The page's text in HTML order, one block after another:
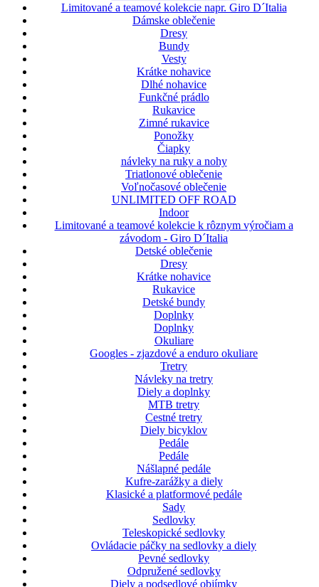
Limitované a teamové kolekcie napr. Giro D´Italia
Dámske oblečenie
Dresy
Bundy
Vesty
Krátke nohavice
Dlhé nohavice
Funkčné prádlo
Rukavice
Zimné rukavice
Ponožky
Čiapky
návleky na ruky a nohy
Triatlonové oblečenie
Voľnočasové oblečenie
UNLIMITED OFF ROAD
Indoor
Limitované a teamové kolekcie k rôznym výročiam a
závodom - Giro D´Italia
Detské oblečenie
Dresy
Krátke nohavice
Rukavice
Detské bundy
Doplnky
Doplnky
Okuliare
Googles - zjazdové a enduro okuliare
Tretry
Návleky na tretry
Diely a doplnky
MTB tretry
Cestné tretry
Diely bicyklov
Pedále
Pedále
Nášlapné pedále
Kufre-zarážky a diely
Klasické a platformové pedále
Sady
Sedlovky
Teleskopické sedlovky
Ovládacie páčky na sedlovky a diely
Pevné sedlovky
Odpružené sedlovky
Diely a podsedlové objímky